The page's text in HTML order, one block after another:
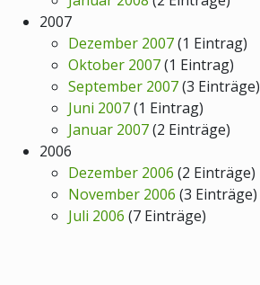
2007
Dezember 2007(1 Eintrag)
Oktober 2007(1 Eintrag)
September 2007(3 Einträge)
Juni 2007(1 Eintrag)
Januar 2007(2 Einträge)
2006
Dezember 2006 (2 Einträge)
November 2006 (3 Einträge)
Juli 2006 (7 Einträge)